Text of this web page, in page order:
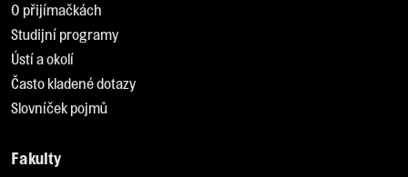
O přijímačkách
Studijní programy
Ústí a okolí
Často kladené dotazy
Slovníček pojmů
Fakulty